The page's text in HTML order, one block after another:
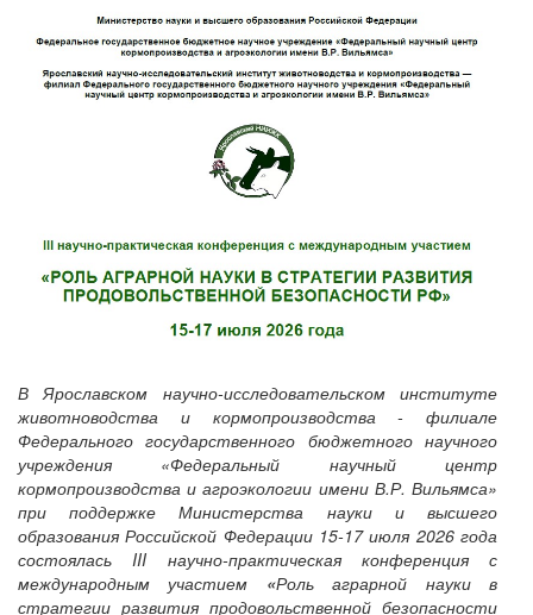
В Ярославском научно-исследовательском институте
животноводства и кормопроизводства - филиале
Федерального государственного бюджетного научного
учреждения «Федеральный научный центр
кормопроизводства и агроэкологии имени В.Р. Вильямса»
при поддержке Министерства науки и высшего
образования Российской Федерации 15-17 июля 2026 года
состоялась III научно-практическая конференция с
международным участием «Роль аграрной науки в
стратегии развития продовольственной безопасности